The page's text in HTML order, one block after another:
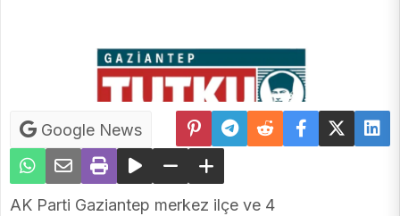
Google News
AK Parti Gaziantep merkez ilçe ve 4